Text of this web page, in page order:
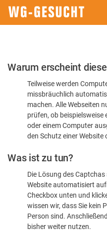
Bitte
dass
sind
Warum erscheint
Teilweise werden
missbräuchlich
machen. Alle Webseiten
prüfen, ob beispielsweise
oder einem Computer
den Schutz einer Website
Was ist zu tun?
Die Lösung des
Website automatisiert
Checkbox unten und
wissen wir, dass Sie kein
Person sind.
bisher weiter nutzen.